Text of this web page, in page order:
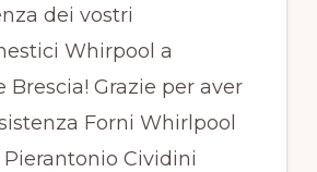
dei vostri
Whirpool a
Brescia! Grazie per aver
Forni Whirlpool
Pierantonio Cividini